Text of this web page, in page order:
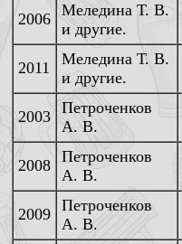
2006 Меледина Т. В.
и другие.
2011
Меледина Т. В.
и другие.
2003 Петроченков
А. В.
2008 Петроченков
А. В.
2009 Петроченков
А. В.